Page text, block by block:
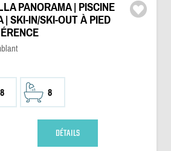
PANORAMA | PISCINE
| SKI-IN/SKI-OUT À PIED
8 8
DÉTAILS